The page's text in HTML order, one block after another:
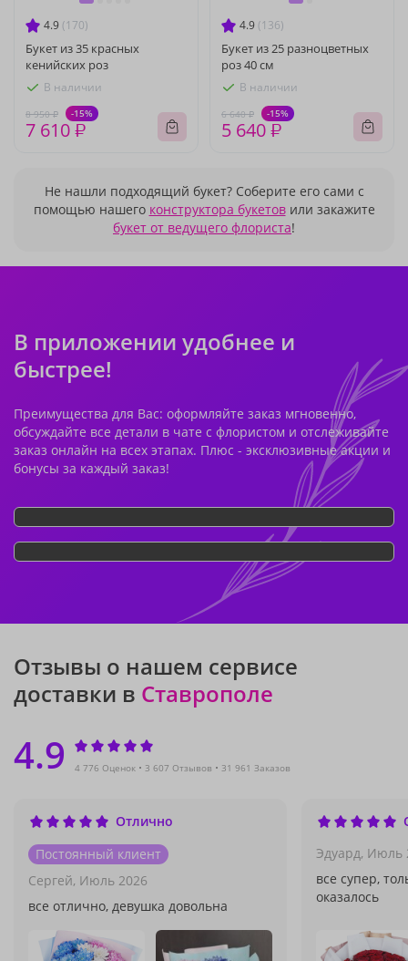
4.9 (170)
Букет из 35 красных
кенийских роз
В наличии
8 950 ₽ -15%
7 610 ₽
4.9 (136)
Букет из 25 разноцветных
роз 40 см
В наличии
6 640 ₽ -15%
5 640 ₽
Не нашли подходящий букет? Соберите его сами с
помощью нашего конструктора букетовили закажите
букет от ведущего флориста!
В приложении удобнее и
быстрее!
Преимущества для Вас: оформляйте заказ мгновенно,
обсуждайте все детали в чате с флористом и отслеживайте
заказ онлайн на всех этапах. Плюс - эксклюзивные акции и
бонусы за каждый заказ!
Отзывы о нашем сервисе
доставки в Ставрополе
4.9 4 776 Оценок 3 607 Отзывов 31 961 Заказов
Отлично
Постоянный клиент
Сергей, Июль 2026
все отлично, девушка довольна
Эдуард, Июль
все супер,
оказалось